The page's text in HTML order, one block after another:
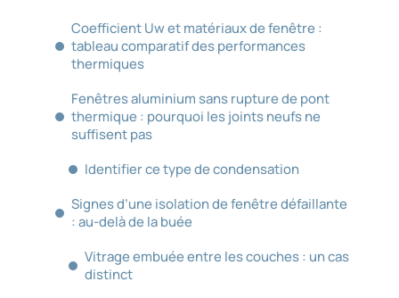
Coefficient Uw et matériaux de fenêtre :
tableau comparatif des performances
thermiques
Fenêtres aluminium sans rupture de pont
thermique : pourquoi les joints neufs ne
suffisent pas
Identifier ce type de condensation
Signes d’une isolation de fenêtre défaillante
: au-delà de la buée
Vitrage embuée entre les couches : un cas
distinct